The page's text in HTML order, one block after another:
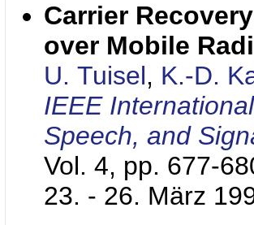
Carrier
over Mobile
U. Tuisel, K.-D.
IEEE
Speech, and
Vol. 4, pp. 677-
23. - 26. März